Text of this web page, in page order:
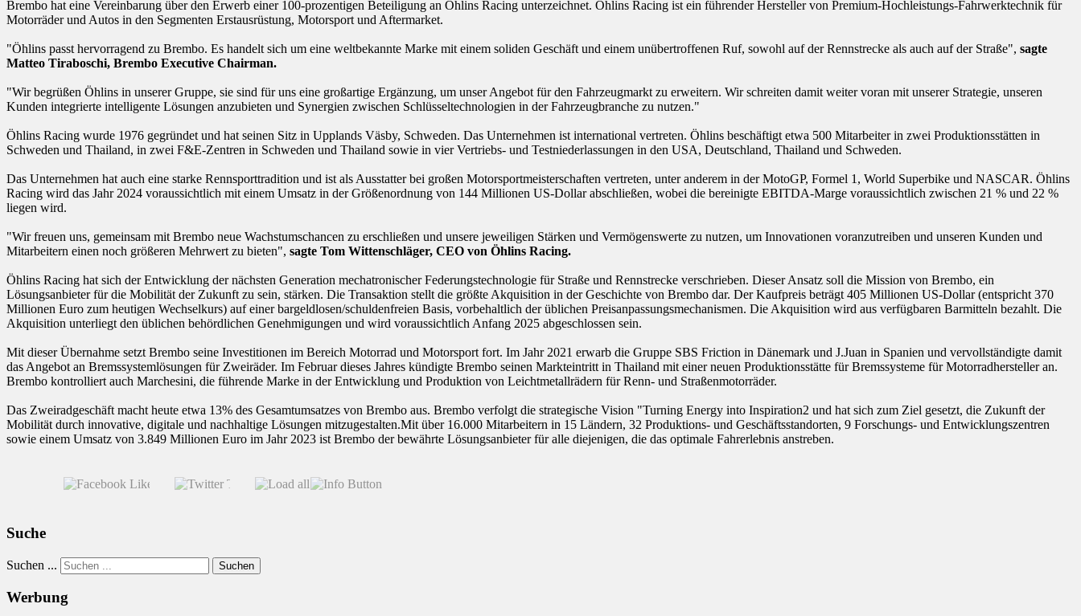
Brembo hat eine Vereinbarung über den Erwerb einer 100-prozentigen Beteiligung an Öhlins Racing unterzeichnet. Öhlins Racing ist ein führender Hersteller von Premium-Hochleistungs-Fahrwerktechnik für
Motorräder und Autos in den Segmenten Erstausrüstung, Motorsport und Aftermarket.
"Öhlins passt hervorragend zu Brembo. Es handelt sich um eine weltbekannte Marke mit einem soliden Geschäft und einem unübertroffenen Ruf, sowohl auf der Rennstrecke als auch auf der Straße", sagte
Matteo Tiraboschi, Brembo Executive Chairman.
"Wir begrüßen Öhlins in unserer Gruppe, sie sind für uns eine großartige Ergänzung, um unser Angebot für den Fahrzeugmarkt zu erweitern. Wir schreiten damit weiter voran mit unserer Strategie, unseren
Kunden integrierte intelligente Lösungen anzubieten und Synergien zwischen Schlüsseltechnologien in der Fahrzeugbranche zu nutzen."
Öhlins Racing wurde 1976 gegründet und hat seinen Sitz in Upplands Väsby, Schweden. Das Unternehmen ist international vertreten. Öhlins beschäftigt etwa 500 Mitarbeiter in zwei Produktionsstätten in
Schweden und Thailand, in zwei F&E-Zentren in Schweden und Thailand sowie in vier Vertriebs- und Testniederlassungen in den USA, Deutschland, Thailand und Schweden.
Das Unternehmen hat auch eine starke Rennsporttradition und ist als Ausstatter bei großen Motorsportmeisterschaften vertreten, unter anderem in der MotoGP, Formel 1, World Superbike und NASCAR. Öhlins
Racing wird das Jahr 2024 voraussichtlich mit einem Umsatz in der Größenordnung von 144 Millionen US-Dollar abschließen, wobei die bereinigte EBITDA-Marge voraussichtlich zwischen 21 % und 22 %
liegen wird.
"Wir freuen uns, gemeinsam mit Brembo neue Wachstumschancen zu erschließen und unsere jeweiligen Stärken und Vermögenswerte zu nutzen, um Innovationen voranzutreiben und unseren Kunden und
Mitarbeitern einen noch größeren Mehrwert zu bieten", sagte Tom Wittenschläger, CEO von Öhlins Racing.
Öhlins Racing hat sich der Entwicklung der nächsten Generation mechatronischer Federungstechnologie für Straße und Rennstrecke verschrieben. Dieser Ansatz soll die Mission von Brembo, ein
Lösungsanbieter für die Mobilität der Zukunft zu sein, stärken. Die Transaktion stellt die größte Akquisition in der Geschichte von Brembo dar. Der Kaufpreis beträgt 405 Millionen US-Dollar (entspricht 370
Millionen Euro zum heutigen Wechselkurs) auf einer bargeldlosen/schuldenfreien Basis, vorbehaltlich der üblichen Preisanpassungsmechanismen. Die Akquisition wird aus verfügbaren Barmitteln bezahlt. Die
Akquisition unterliegt den üblichen behördlichen Genehmigungen und wird voraussichtlich Anfang 2025 abgeschlossen sein.
Mit dieser Übernahme setzt Brembo seine Investitionen im Bereich Motorrad und Motorsport fort. Im Jahr 2021 erwarb die Gruppe SBS Friction in Dänemark und J.Juan in Spanien und vervollständigte damit
das Angebot an Bremssystemlösungen für Zweiräder. Im Februar dieses Jahres kündigte Brembo seinen Markteintritt in Thailand mit einer neuen Produktionsstätte für Bremssysteme für Motorradhersteller an.
Brembo kontrolliert auch Marchesini, die führende Marke in der Entwicklung und Produktion von Leichtmetallrädern für Renn- und Straßenmotorräder.
Das Zweiradgeschäft macht heute etwa 13% des Gesamtumsatzes von Brembo aus. Brembo verfolgt die strategische Vision "Turning Energy into Inspiration2 und hat sich zum Ziel gesetzt, die Zukunft der
Mobilität durch innovative, digitale und nachhaltige Lösungen mitzugestalten.Mit über 16.000 Mitarbeitern in 15 Ländern, 32 Produktions- und Geschäftsstandorten, 9 Forschungs- und Entwicklungszentren
sowie einem Umsatz von 3.849 Millionen Euro im Jahr 2023 ist Brembo der bewährte Lösungsanbieter für alle diejenigen, die das optimale Fahrerlebnis anstreben.
Suche
Suchen ... Suchen
Werbung